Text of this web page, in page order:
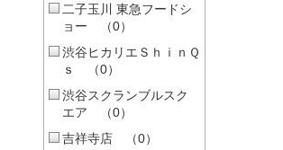
二子玉川 東急フードシ
ョー （0）
渋谷ヒカリエＳｈｉｎＱ
ｓ （0）
渋谷スクランブルスク
エア （0）
吉祥寺店 （0）